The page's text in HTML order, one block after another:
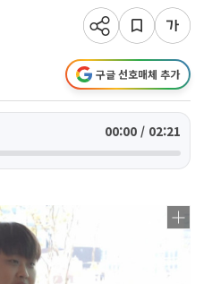
구글 선호매체 추가
00:00 / 02:21